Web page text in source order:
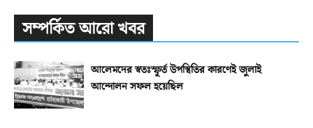
সম্পর্কিত আরো খবর
আলেমদের স্বতঃস্ফূর্ত উপস্থিতির কারণেই জুলাই
আন্দোলন সফল হয়েছিল